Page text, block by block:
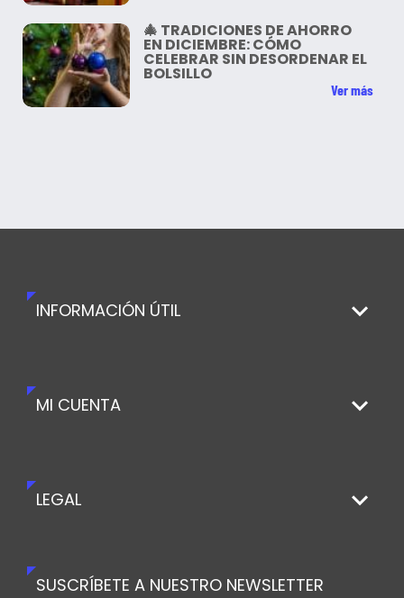
🎄 TRADICIONES DE AHORRO
EN DICIEMBRE: CÓMO
CELEBRAR SIN DESORDENAR EL
BOLSILLO
Ver más
INFORMACIÓN ÚTIL
MI CUENTA
LEGAL
SUSCRÍBETE A NUESTRO NEWSLETTER